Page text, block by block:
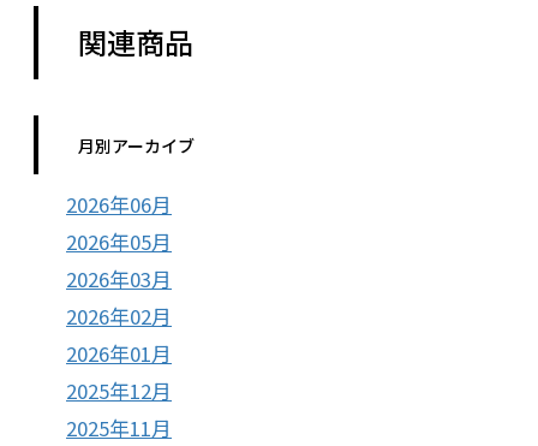
関連商品
月別アーカイブ
2026年06月
2026年05月
2026年03月
2026年02月
2026年01月
2025年12月
2025年11月